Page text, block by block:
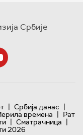
Србије
| Србија данас |
времена | Рат
| Сматрачница |
2026